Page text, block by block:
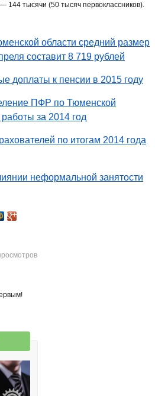
144 тысячи (50 тысяч первоклассников).
области средний размер
составит 8 719 рублей
доплаты к пенсии в 2015 году
ПФР по Тюменской
за 2014 год
по итогам 2014 года
неформальной занятости